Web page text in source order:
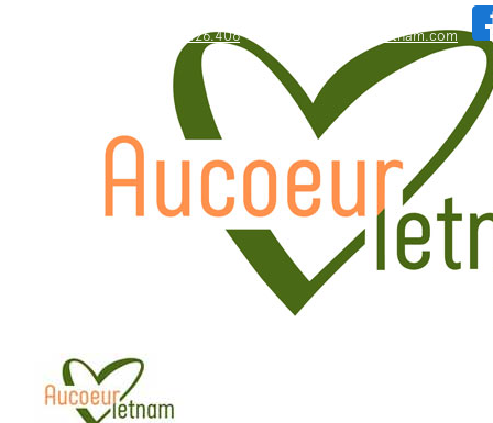
WhatsApp: +84.909.426.406 bonjour@aucoeurvietnam.com